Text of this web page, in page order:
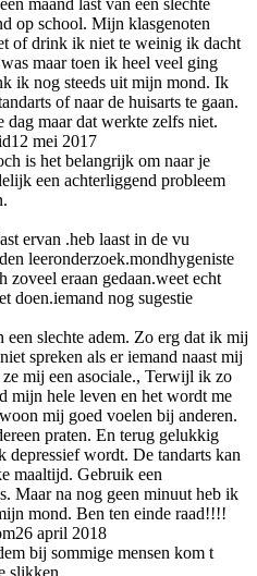
maand last van een slechte
op school. Mijn klasgenoten
of drink ik niet te weinig ik dacht
maar toen ik heel veel ging
ik nog steeds uit mijn mond. Ik
of naar de huisarts te gaan.
maar dat werkte zelfs niet.
12 mei 2017
is het belangrijk om naar je
een achterliggend probleem
ervan .heb laast in de vu
leeronderzoek.mondhygeniste
zoveel eraan gedaan.weet echt
doen.iemand nog sugestie
een slechte adem. Zo erg dat ik mij
spreken als er iemand naast mij
mij een asociale., Terwijl ik zo
mijn hele leven en het wordt me
mij goed voelen bij anderen.
praten. En terug gelukkig
depressief wordt. De tandarts kan
maaltijd. Gebruik een
Maar na nog geen minuut heb ik
mond. Ben ten einde raad!!!!
26 april 2018
bij sommige mensen kom t